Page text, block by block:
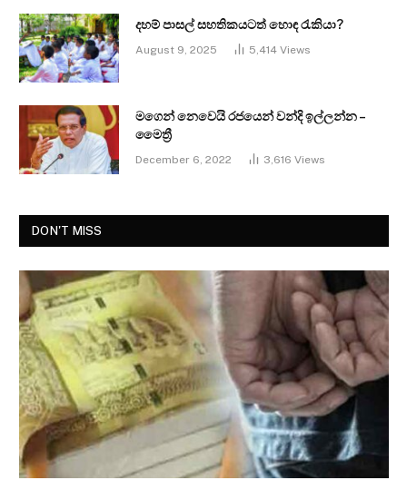
දහම් පාසල් සහතිකයටත් හොඳ රැකියා?
August 9, 2025 5,414 Views
මගෙන් නෙවෙයි රජයෙන් වන්දි ඉල්ලන්න –
මෛත්‍රී
December 6, 2022 3,616 Views
DON'T MISS